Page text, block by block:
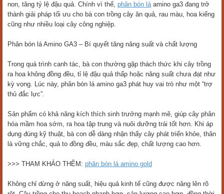
non, tăng tỷ lệ đậu quả. Chính vì thế, phân bón láamino ga3 đang trở
thành giải pháp tối ưu cho bà con trồng cây ăn quả, rau màu, hoa kiểng
cũng như nhiều loại cây công nghiệp.
Phân bón lá Amino GA3 – Bí quyết tăng năng suất và chất lượng
Trong quá trình canh tác, bà con thường gặp thách thức khi cây trồng
ra hoa không đồng đều, tỉ lệ đậu quả thấp hoặc năng suất chưa đạt như
kỳ vọng. Lúc này, phân bón lá amino ga3 phát huy vai trò như một “trợ
thủ đắc lực”.
Sản phẩm có khả năng kích thích sinh trưởng mạnh mẽ, giúp cây phân
hóa mầm hoa sớm, ra hoa tập trung và nuôi dưỡng trái tốt hơn. Khi áp
dụng đúng kỹ thuật, bà con dễ dàng nhận thấy cây phát triển khỏe, thân
lá vững chắc, quả to đồng đều, màu sắc đẹp, chất lượng cao hơn.
>>> THAM KHẢO THÊM: phân bón lá amino gold
Không chỉ dừng ở năng suất, hiệu quả kinh tế cũng được nâng lên rõ